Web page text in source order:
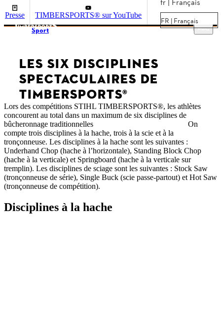
Presse TIMBERSPORTS® sur YouTube
fr | Français
FR | Français
Menu
Sport
LES SIX DISCIPLINES
SPECTACULAIRES DE
TIMBERSPORTS®
Lors des compétitions STIHL TIMBERSPORTS®, les athlètes
concourent au total dans un maximum de six disciplines de
bûcheronnage traditionnelles
On
compte trois disciplines à la hache, trois à la scie et à la
tronçonneuse. Les disciplines à la hache sont les suivantes :
Underhand Chop (hache à l’horizontale), Standing Block Chop
(hache à la verticale) et Springboard (hache à la verticale sur
tremplin). Les disciplines de sciage sont les suivantes : Stock Saw
(tronçonneuse de série), Single Buck (scie passe-partout) et Hot Saw
(tronçonneuse de compétition).
Disciplines à la hache